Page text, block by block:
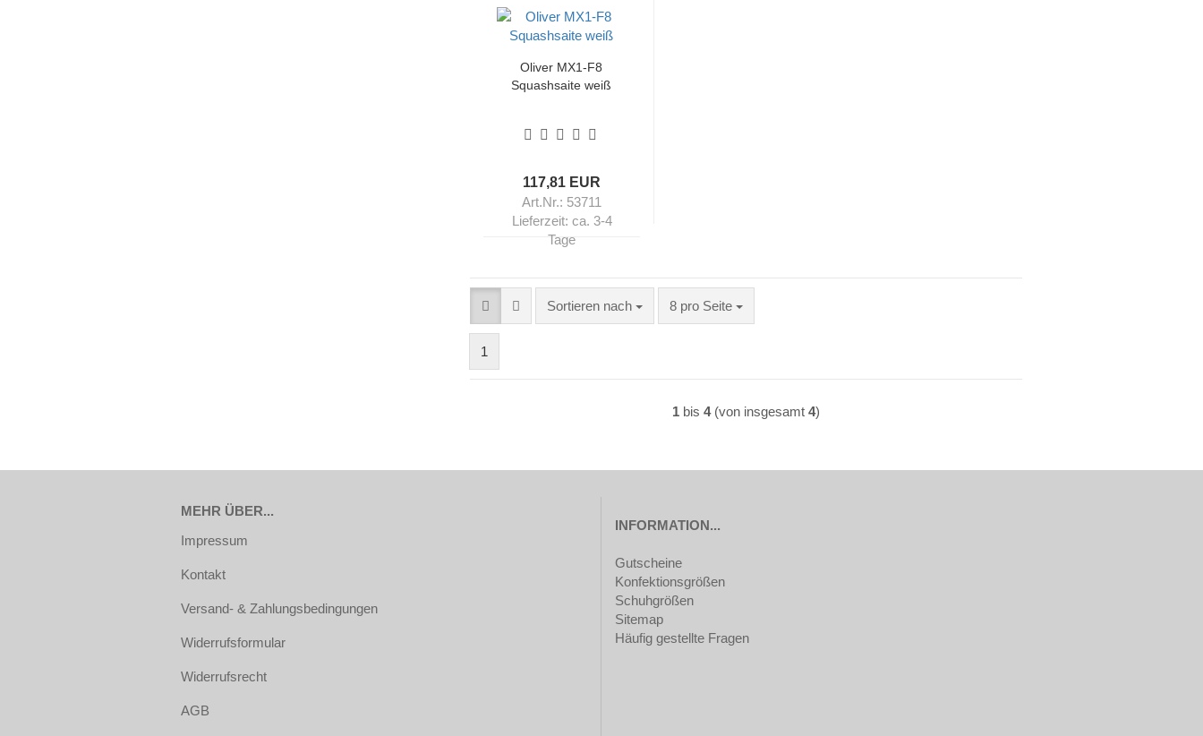
Oliver MX1-F8
Squashsaite weiß
117,81 EUR
Art.Nr.: 53711
Lieferzeit: ca. 3-4
Tage
Sortieren nach
Sortieren nach 8 pro Seite
pro Seite
1
1 bis4(von insgesamt4)
MEHR ÜBER...
Impressum
Kontakt
Versand- & Zahlungsbedingungen
Widerrufsformular
Widerrufsrecht
AGB
INFORMATION...
Gutscheine
Konfektionsgrößen
Schuhgrößen
Sitemap
Häufig gestellte Fragen